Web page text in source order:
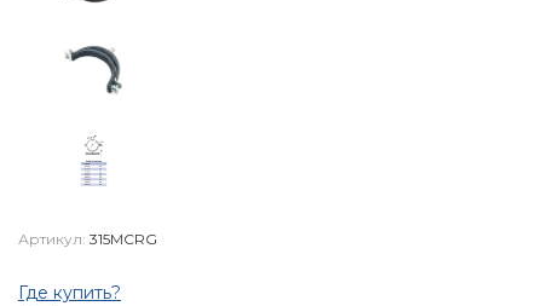
Артикул: 315MCRG
Где купить?